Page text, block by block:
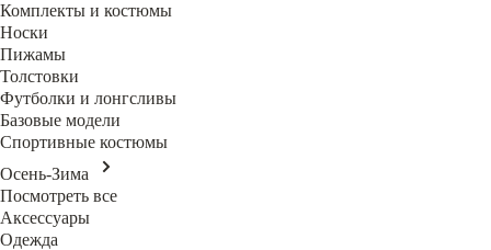
Комплекты и костюмы
Носки
Пижамы
Толстовки
Футболки и лонгсливы
Базовые модели
Спортивные костюмы
Осень-Зима
Посмотреть все
Аксессуары
Одежда